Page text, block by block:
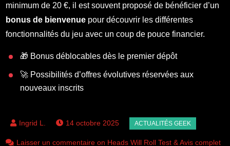
minimum de 20 €, il est souvent proposé de bénéficier d’un
bonus de bienvenue pour découvrir les différentes
fonctionnalités du jeu avec un coup de pouce financier.
🎁 Bonus déblocables dès le premier dépôt
🚀 Possibilités d’offres évolutives réservées aux
nouveaux inscrits
14 octobre 2025
Laisser un commentaire on Heads Will Roll Test & Avis complet